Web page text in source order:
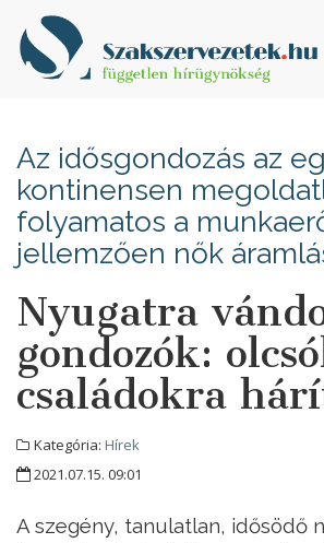
Az idősgondozás az
kontinensen
folyamatos a
jellemzően nők
Nyugatra
gondozók:
családokra
Kategória: Hírek
2021.07.15. 09:01
A szegény, tanulatlan, idősödő